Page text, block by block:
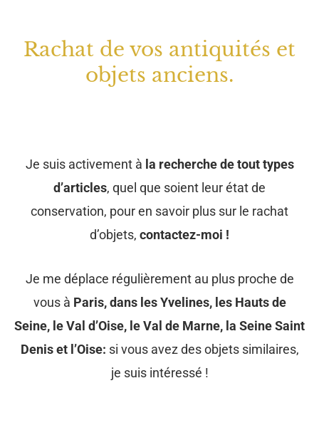
Rachat de vos antiquités et
objets anciens.
Je suis activement à la recherche de tout types
d’articles, quel que soient leur état de
conservation, pour en savoir plus sur le rachat
d’objets, contactez-moi !
Je me déplace régulièrement au plus proche de
vous à Paris, dans les Yvelines, les Hauts de
Seine, le Val d’Oise, le Val de Marne, la Seine Saint
Denis et l’Oise: si vous avez des objets similaires,
je suis intéressé !